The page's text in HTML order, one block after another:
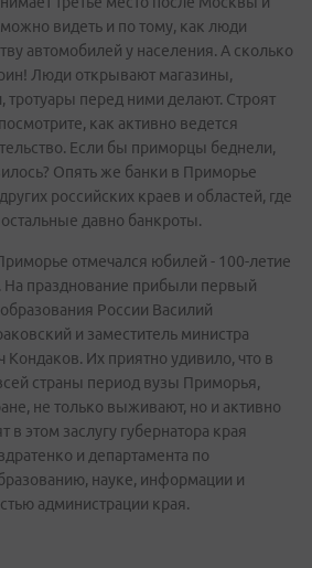
видеть и по тому, как люди
автомобилей у населения. А сколько
Люди открывают магазины,
перед ними делают. Строят
как активно ведется
Если бы приморцы беднели,
Опять же банки в Приморье
российских краев и областей, где
давно банкроты.
отмечался юбилей - 100-летие
празднование прибыли первый
России Василий
и заместитель министра
Их приятно удивило, что в
страны период вузы Приморья,
не только выживают, но и активно
в этом заслугу губернатора края
и департамента по
науке, информации и
администрации края.